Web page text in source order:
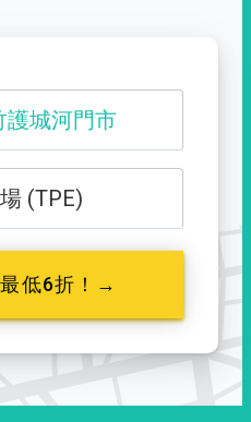
城河門市
口
(TPE)
低6折！→